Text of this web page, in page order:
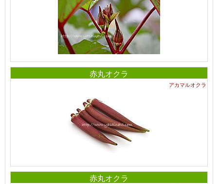
赤丸オクラ
アカマルオクラ
赤丸オクラ